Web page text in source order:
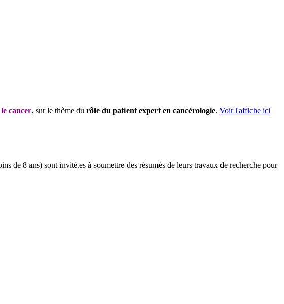
cancer, sur le thème du rôle du patient expert en cancérologie. Voir l'affiche ici
de 8 ans) sont invité.es à soumettre des résumés de leurs travaux de recherche pour